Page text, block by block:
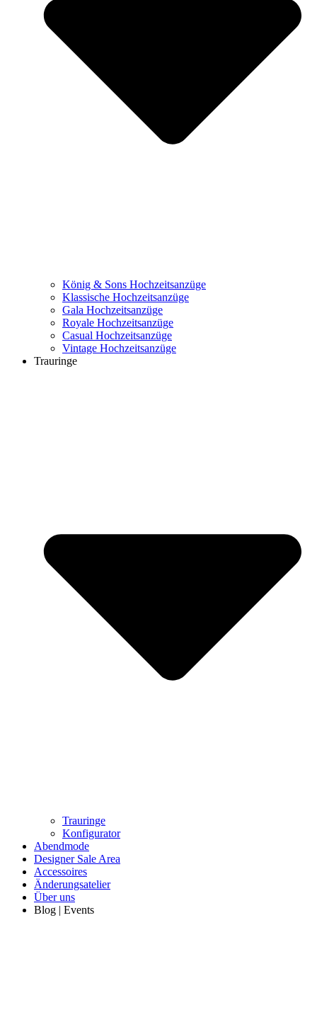
König & Sons Hochzeitsanzüge
Klassische Hochzeitsanzüge
Gala Hochzeitsanzüge
Royale Hochzeitsanzüge
Casual Hochzeitsanzüge
Vintage Hochzeitsanzüge
Trauringe
Trauringe
Konfigurator
Abendmode
Designer Sale Area
Accessoires
Änderungsatelier
Über uns
Blog | Events